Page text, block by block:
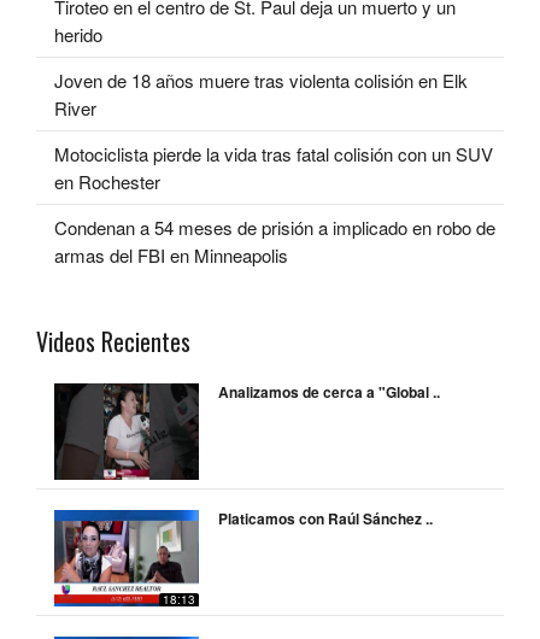
Tiroteo en el centro de St. Paul deja un muerto y un
herido
Joven de 18 años muere tras violenta colisión en Elk
River
Motociclista pierde la vida tras fatal colisión con un SUV
en Rochester
Condenan a 54 meses de prisión a implicado en robo de
armas del FBI en Minneapolis
Videos Recientes
Analizamos de cerca a "Global ..
18:13
Platicamos con Raúl Sánchez ..